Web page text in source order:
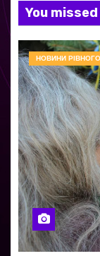
You missed
НОВИНИ РІВНОГО